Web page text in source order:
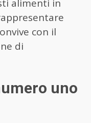
alimenti in
con il
di
uno